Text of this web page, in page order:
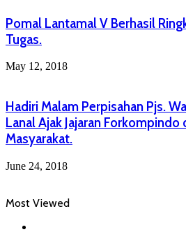
Pomal Lantamal V Berhasil
Tugas.
May 12, 2018
Hadiri Malam Perpisahan Pjs.
Lanal Ajak Jajaran Forkompindo
Masyarakat.
June 24, 2018
Most Viewed